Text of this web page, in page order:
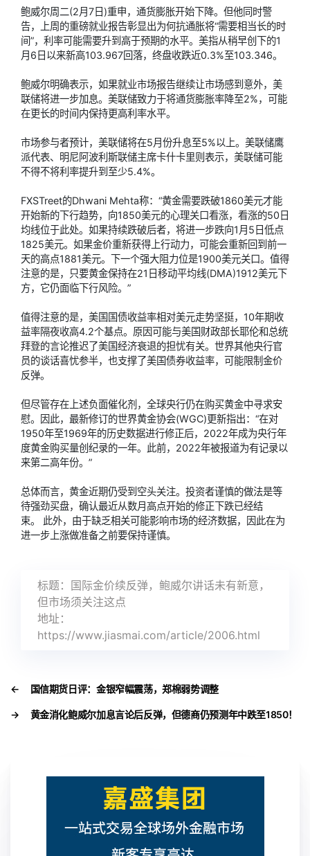
鲍威尔周二(2月7日)重申，通货膨胀开始下降。但他同时警
告，上周的重磅就业报告彰显出为何抗通胀将“需要相当长的时
间”，利率可能需要升到高于预期的水平。美指从稍早创下的1
月6日以来新高103.967回落，终盘收跌近0.3%至103.346。
鲍威尔明确表示，如果就业市场报告继续让市场感到意外，美
联储将进一步加息。美联储致力于将通货膨胀率降至2%，可能
在更长的时间内保持更高利率水平。
市场参与者预计，美联储将在5月份升息至5%以上。美联储鹰
派代表、明尼阿波利斯联储主席卡什卡里则表示，美联储可能
不得不将利率提升到至少5.4%。
FXSTreet的Dhwani Mehta称：“黄金需要跌破1860美元才能
开始新的下行趋势，向1850美元的心理关口看涨，看涨的50日
均线位于此处。如果持续跌破后者，将进一步跌向1月5日低点
1825美元。如果金价重新获得上行动力，可能会重新回到前一
天的高点1881美元。下一个强大阻力位是1900美元关口。值得
注意的是，只要黄金保持在21日移动平均线(DMA)1912美元下
方，它仍面临下行风险。”
值得注意的是，美国国债收益率相对美元走势坚挺，10年期收
益率隔夜收高4.2个基点。原因可能与美国财政部长耶伦和总统
拜登的言论推迟了美国经济衰退的担忧有关。世界其他央行官
员的谈话喜忧参半，也支撑了美国债券收益率，可能限制金价
反弹。
但尽管存在上述负面催化剂，全球央行仍在购买黄金中寻求安
慰。因此，最新修订的世界黄金协会(WGC)更新指出：“在对
1950年至1969年的历史数据进行修正后，2022年成为央行年
度黄金购买量创纪录的一年。此前，2022年被报道为有记录以
来第二高年份。”
总体而言，黄金近期仍受到空头关注。投资者谨慎的做法是等
待强劲买盘，确认最近从数月高点开始的修正下跌已经结
束。 此外，由于缺乏相关可能影响市场的经济数据，因此在为
进一步上涨做准备之前要保持谨慎。
标题：国际金价续反弹，鲍威尔讲话未有新意，
但市场须关注这点
地址：
https://www.jiasmai.com/article/2006.html
← 国信期货日评：金银窄幅震荡，郑棉弱势调整
→ 黄金消化鲍威尔加息言论后反弹，但德商仍预测年中跌至1850！